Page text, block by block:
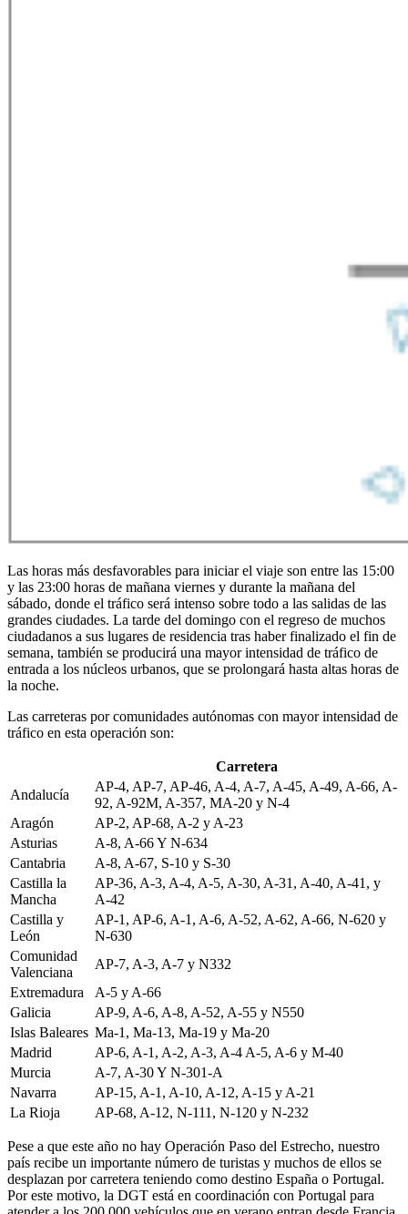
Las horas más desfavorables para iniciar el viaje son entre las 15:00
y las 23:00 horas de mañana viernes y durante la mañana del
sábado, donde el tráfico será intenso sobre todo a las salidas de las
grandes ciudades. La tarde del domingo con el regreso de muchos
ciudadanos a sus lugares de residencia tras haber finalizado el fin de
semana, también se producirá una mayor intensidad de tráfico de
entrada a los núcleos urbanos, que se prolongará hasta altas horas de
la noche.
Las carreteras por comunidades autónomas con mayor intensidad de
tráfico en esta operación son:
Carretera
Andalucía
AP-4, AP-7, AP-46, A-4, A-7, A-45, A-49, A-66, A-
92, A-92M, A-357, MA-20 y N-4
Aragón
AP-2, AP-68, A-2 y A-23
Asturias
A-8, A-66 Y N-634
Cantabria
A-8, A-67, S-10 y S-30
Castilla la
Mancha
AP-36, A-3, A-4, A-5, A-30, A-31, A-40, A-41, y
A-42
Castilla y
León
AP-1, AP-6, A-1, A-6, A-52, A-62, A-66, N-620 y
N-630
Comunidad
Valenciana
AP-7, A-3, A-7 y N332
Extremadura
A-5 y A-66
Galicia
AP-9, A-6, A-8, A-52, A-55 y N550
Islas Baleares Ma-1, Ma-13, Ma-19 y Ma-20
Madrid
AP-6, A-1, A-2, A-3, A-4 A-5, A-6 y M-40
Murcia
A-7, A-30 Y N-301-A
Navarra
AP-15, A-1, A-10, A-12, A-15 y A-21
La Rioja
AP-68, A-12, N-111, N-120 y N-232
Pese a que este año no hay Operación Paso del Estrecho, nuestro
país recibe un importante número de turistas y muchos de ellos se
desplazan por carretera teniendo como destino España o Portugal.
Por este motivo, la DGT está en coordinación con Portugal para